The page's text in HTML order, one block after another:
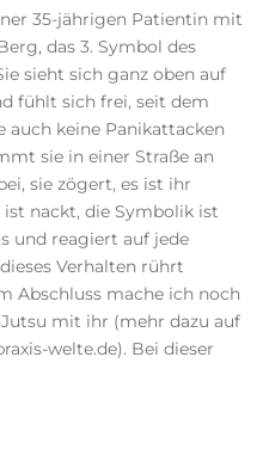
35-jährigen Patientin mit
das 3. Symbol des
sieht sich ganz oben auf
fühlt sich frei, seit dem
auch keine Panikattacken
sie in einer Straße an
sie zögert, es ist ihr
nackt, die Symbolik ist
und reagiert auf jede
Verhalten rührt
Abschluss mache ich noch
mit ihr (mehr dazu auf
welte.de). Bei dieser